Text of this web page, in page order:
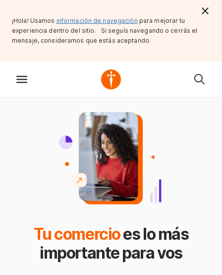
¡Hola! Usamos información de navegación para mejorar tu
experiencia dentro del sitio. Si seguís navegando o cerrás el
mensaje, consideramos que estás aceptando.
Tu comercioes lo más
importante para vos